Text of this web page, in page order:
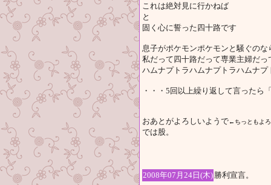
これは絶対見に行かねば
と
固く心に誓った四十路です
息子がポケモンポケモンと騒ぐのな
私だって四十路だって専業主婦だっ
ハムナプトラハムナプトラハムナプ
・・・5回以上繰り返して言ったら
おあとがよろしいようで←ちっともよ
では股。
2008年07月24日(木) 勝利宣言。